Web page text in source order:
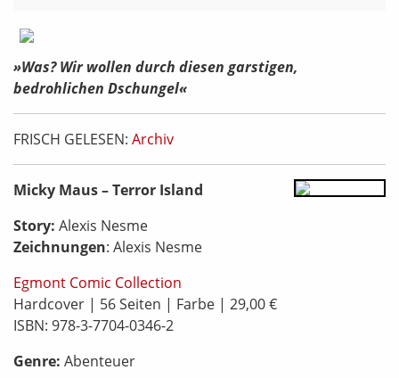
»Was? Wir wollen durch diesen garstigen,
bedrohlichen Dschungel«
FRISCH GELESEN: Archiv
Micky Maus – Terror Island
Story: Alexis Nesme
Zeichnungen: Alexis Nesme
Egmont Comic Collection
Hardcover | 56 Seiten | Farbe | 29,00 €
ISBN: 978-3-7704-0346-2
Genre: Abenteuer